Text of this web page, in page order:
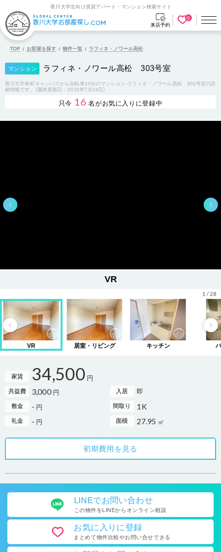
香川大学生向け賃貸アパート・マンション検索サイト
来店予約
0
TOP お部屋を探す 物件一覧 ラフィネ・ノワール高松
マンション ラフィネ・ノワール高松 303号室
香川大学幸町キャンパスから自転車10分のマンション-ラフィネ・ノワール高松 303号室の詳
細情報です。（最終更新日：2026年7月24日）
只今 16 名がお気に入りに登録中
VR
1 / 28
VR 居室・リビング キッチン
家賃 34,500 円
共益費 3,000 円 入居 即
敷金 - 円 間取り 1K
礼金 - 円 面積 27.95 ㎡
初期費用を見る
LINEでお問い合わせ
この物件をLINEから オンライン相談
お気に入り に登録
まとめて物件比較やお問い合せできる